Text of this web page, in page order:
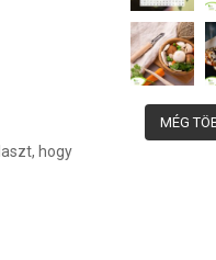
hogy
MÉG